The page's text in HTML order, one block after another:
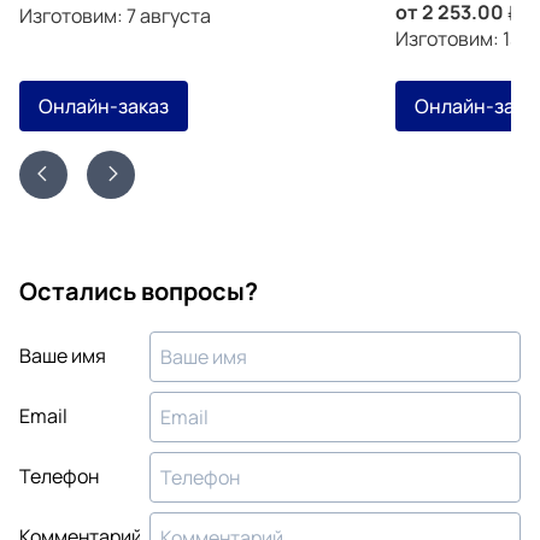
Изготовим: 7 августа
Онлайн-заказ
от2 253.00
Изготовим: 13
Онлайн-
Остались вопросы?
Ваше имя
Email
Телефон